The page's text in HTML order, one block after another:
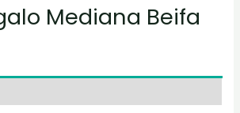
Mediana Beifa